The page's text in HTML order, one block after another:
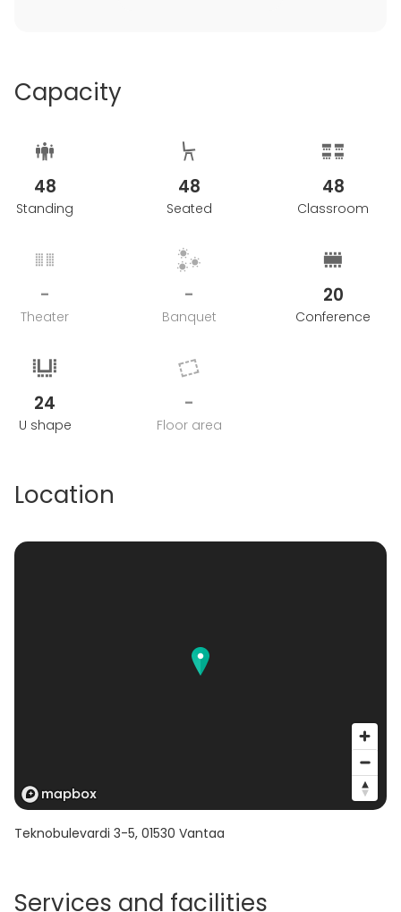
Capacity
48
Standing
48
Seated
48
Classroom
-
Theater
-
Banquet
20
Conference
24
U shape
-
Floor area
Location
Teknobulevardi 3-5, 01530 Vantaa
Services and facilities